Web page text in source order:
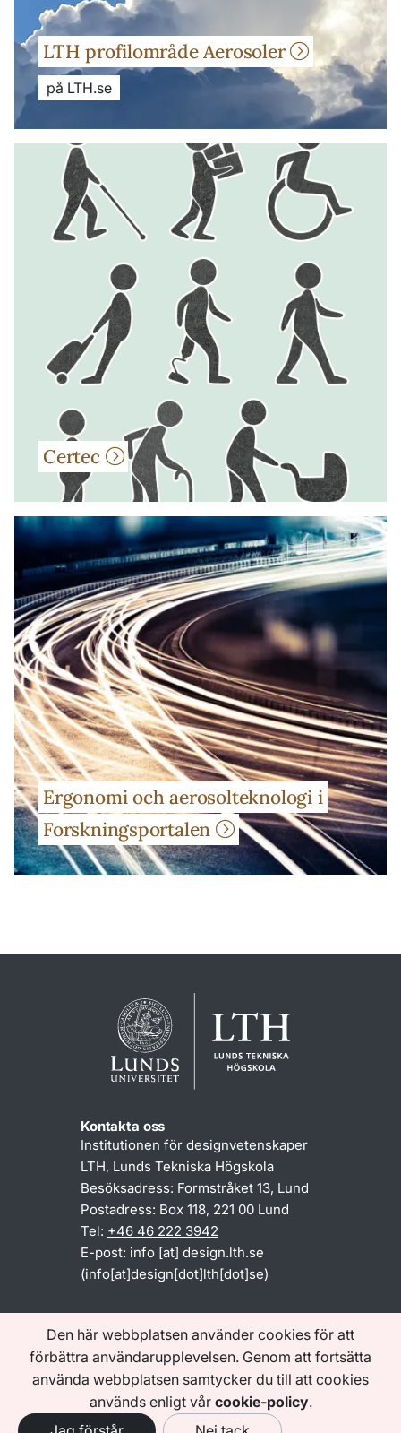
Den här webbplatsen använder cookies för att
förbättra användarupplevelsen. Genom att fortsätta
använda webbplatsen samtycker du till att cookies
används enligt vår cookie-policy.
LTH profilområde Aerosoler
på LTH.se
Certec
Ergonomi och aerosolteknologi i
Forskningsportalen
Kontakta oss
Institutionen för designvetenskaper
LTH, Lunds Tekniska Högskola
Besöksadress: Formstråket 13, Lund
Postadress: Box 118, 221 00 Lund
Tel: +46 46 222 3942
E-post: info [at] design.lth.se
(info[at]design[dot]lth[dot]se)
Om webbplatsen
Tillgänglighetsredogörelse
Behandling av personuppgifter
(lu.se)